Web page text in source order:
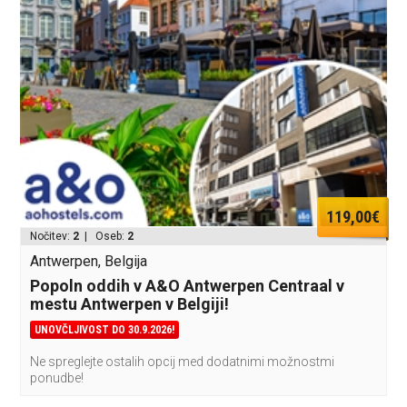
119,00€
Nočitev: 2 | Oseb: 2
Antwerpen, Belgija
Popoln oddih v A&O Antwerpen Centraal v
mestu Antwerpen v Belgiji!
UNOVČLJIVOST DO 30.9.2026!
Ne spreglejte ostalih opcij med dodatnimi možnostmi
ponudbe!